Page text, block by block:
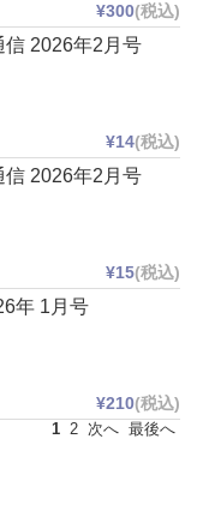
¥300(税込)
信 2026年2月号
¥14(税込)
信 2026年2月号
¥15(税込)
年 1月号
¥210(税込)
1 2 次へ 最後へ